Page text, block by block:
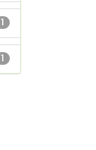
1
1